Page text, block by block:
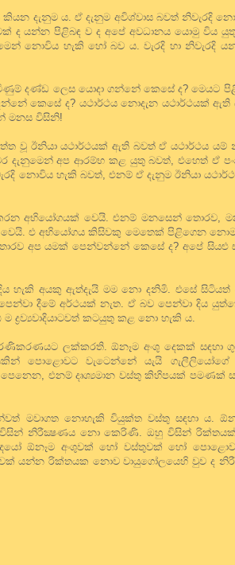
දැනුම ය. ඒ දැනුම අවිශ්වාස බවත් නිවැරදි
ද යන්න පිළිබඳ ව ද අපේ අවධානය යොමු විය
නොවිය හැකි හෝ බව ය. වැරදි හා නිවැරදි
දණ්ඩ ලෙස යොදා ගන්නේ කෙසේ ද? මෙයට
කෙසේ ද? යථාර්ථය නොදැන යථාර්ථයක්
මනස විසිනි!
වූ ඊනියා යථාර්ථයක් ඇති බවත් ඒ යථාර්ථය යම්
දැනුමෙන් අප ආරම්භ කළ යුතු බවත්, එහෙත් ඒ
නොවිය හැකි බවත්, එනම් ඒ දැනුම ඊනියා
අභියෝගයක් වෙයි. එනම් මනසෙන් තොරව,
එ අභියෝගය කිසිවකු මෙතෙක් පිළිගෙන
යමක් පෙන්වන්නේ කෙසේ ද? අපේ සියළු
හැකි අයකු ඇත්දැයි මම නො දනිමි. එසේ
දීමේ අර්ථයක් නැත. ඒ බව පෙන්වා දිය
කටයුතු කළ නො හැකි ය.
ලක්කරති. ඕනෑම අංශු දෙකක් සඳහා
පොළොවට වැටෙන්නේ යැයි ගැලීලියෝගේ
එනම් දෘශ්‍යමාන වස්තු කිහිපයක් පමණක්
මවාගත නොහැකි වියුක්ත වස්තු සඳහා ය.
නිරීක්‍ෂණය නො කෙරිණි. ඔහු විසින්
ඕනෑම අංශුවක් හෝ වස්තුවක් හෝ
යන්න රික්තයක නොව වායුගෝලයෙහි වුව ද